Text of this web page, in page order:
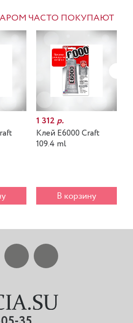
ЧАСТО ПОКУПАЮТ
1 312р.
Клей E6000 Craft
109.4 ml
В корзину